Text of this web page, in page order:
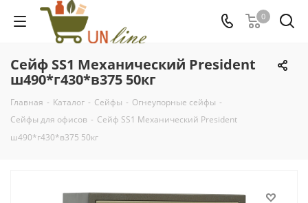
0
Сейф SS1 Механический President
ш490*г430*в375 50кг
Главная - Каталог - Сейфы - Огнеупорные сейфы -
Сейфы для офисов - Сейф SS1 Механический President
ш490*г430*в375 50кг